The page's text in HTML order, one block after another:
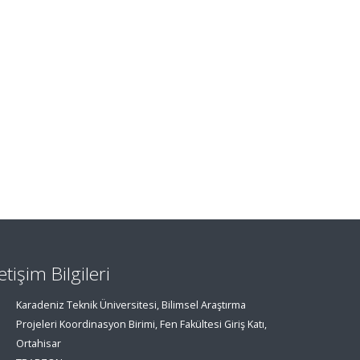
Bilgileri
Karadeniz Teknik Üniversitesi, Bilimsel Araştırma
Projeleri Koordinasyon Birimi, Fen Fakültesi Giriş Katı,
Ortahisar